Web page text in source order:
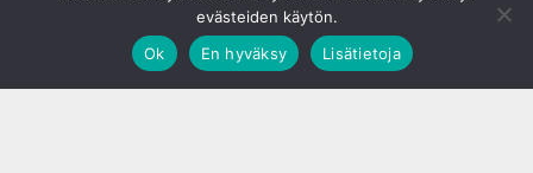
evästeiden käytön.
Ok
En hyväksy Lisätietoja